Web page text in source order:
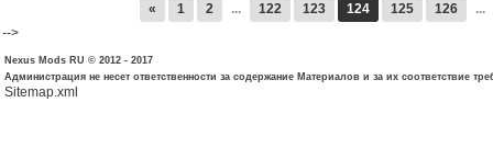
« 1 2 ... 122 123 124 125 126
...
-->
Nexus Mods RU © 2012 - 2017
Администрация не несет ответственности за содержание Материалов и за их соответствие
Sitemap.xml